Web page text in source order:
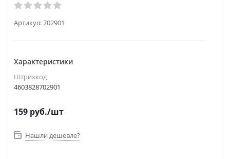
Артикул:702901
Характеристики
Штрихкод
4603828702901
159 руб./шт
Нашли дешевле?